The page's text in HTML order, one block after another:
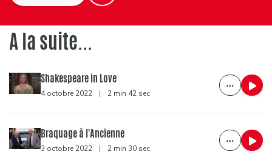
A la suite...
Shakespeare in Love
4 octobre 2022 | 2 min 42 sec
Braquage à l'Ancienne
3 octobre 2022 | 2 min 30 sec